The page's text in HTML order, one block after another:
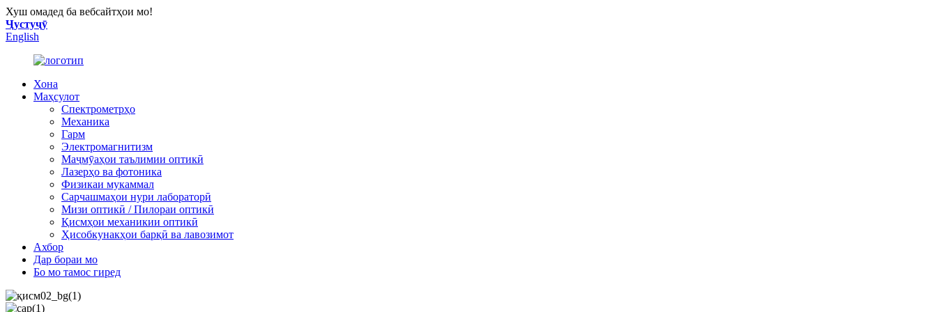
Хуш омадед ба вебсайтҳои мо!
Ҷустуҷӯ
English
Хона
Маҳсулот
Спектрометрҳо
Механика
Гарм
Электромагнитизм
Маҷмӯаҳои таълимии оптикӣ
Лазерҳо ва фотоника
Физикаи мукаммал
Сарчашмаҳои нури лабораторӣ
Мизи оптикӣ / Пилораи оптикӣ
Қисмҳои механикии оптикӣ
Ҳисобкунакҳои барқӣ ва лавозимот
Ахбор
Дар бораи мо
Бо мо тамос гиред